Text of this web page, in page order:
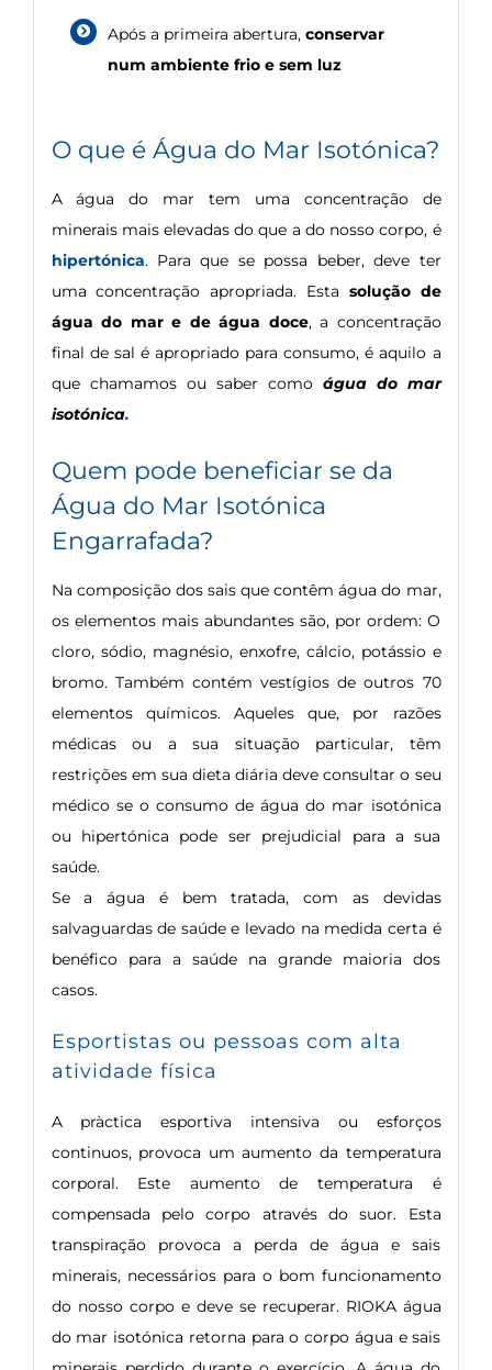
Após a primeira abertura, conservar
num ambiente frio e sem luz
O que é Água do Mar Isotónica?
A água do mar tem uma concentração de
minerais mais elevadas do que a do nosso corpo, é
hipertónica. Para que se possa beber, deve ter
uma concentração apropriada. Esta solução de
água do mar e de água doce, a concentração
final de sal é apropriado para consumo, é aquilo a
que chamamos ou saber como água do mar
isotónica.
Quem pode beneficiar se da
Água do Mar Isotónica
Engarrafada?
Na composição dos sais que contêm água do mar,
os elementos mais abundantes são, por ordem: O
cloro, sódio, magnésio, enxofre, cálcio, potássio e
bromo. Também contém vestígios de outros 70
elementos químicos. Aqueles que, por razões
médicas ou a sua situação particular, têm
restrições em sua dieta diária deve consultar o seu
médico se o consumo de água do mar isotónica
ou hipertónica pode ser prejudicial para a sua
saúde.
Se a água é bem tratada, com as devidas
salvaguardas de saúde e levado na medida certa é
benéfico para a saúde na grande maioria dos
casos.
Esportistas ou pessoas com alta
atividade física
A pràctica esportiva intensiva ou esforços
continuos, provoca um aumento da temperatura
corporal. Este aumento de temperatura é
compensada pelo corpo através do suor. Esta
transpiração provoca a perda de água e sais
minerais, necessários para o bom funcionamento
do nosso corpo e deve se recuperar. RIOKA água
do mar isotónica retorna para o corpo água e sais